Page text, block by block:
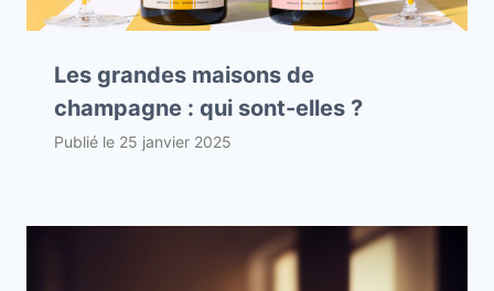
Les grandes maisons de
champagne : qui sont-elles ?
Publié le 25 janvier 2025